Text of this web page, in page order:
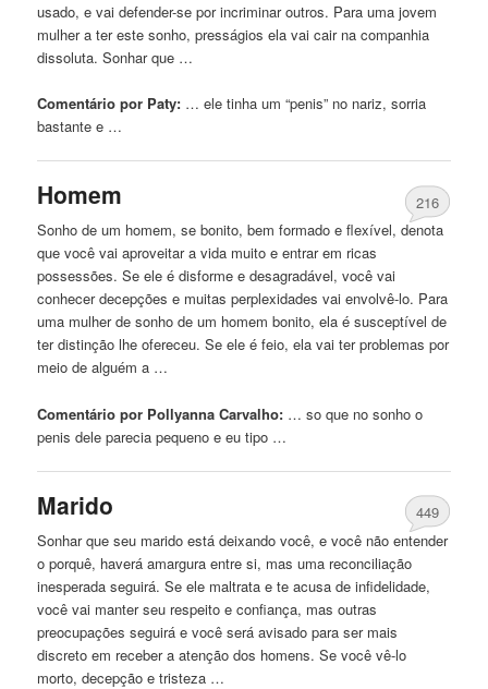
usado, e vai defender-se por incriminar outros. Para uma jovem
mulher a ter este sonho, presságios ela vai cair na companhia
dissoluta. Sonhar que …
Comentário por Paty: … ele tinha um “penis” no nariz, sorria
bastante e …
Homem
216
Sonho de um homem, se bonito, bem formado e flexível, denota
que você vai aproveitar a vida muito e entrar em ricas
possessões. Se ele é disforme e desagradável, você vai
conhecer decepções e muitas perplexidades vai envolvê-lo. Para
uma mulher de sonho de um homem bonito, ela é susceptível de
ter distinção lhe ofereceu. Se ele é feio, ela vai ter problemas por
meio de alguém a …
Comentário por Pollyanna Carvalho: … so que no sonho o
penis dele parecia pequeno e eu tipo …
Marido
449
Sonhar que seu marido está deixando você, e você não entender
o porquê, haverá amargura entre si, mas uma reconciliação
inesperada seguirá. Se ele maltrata e te acusa de infidelidade,
você vai manter seu respeito e confiança, mas outras
preocupações seguirá e você será avisado para ser mais
discreto em receber a atenção dos homens. Se você vê-lo
morto, decepção e tristeza …